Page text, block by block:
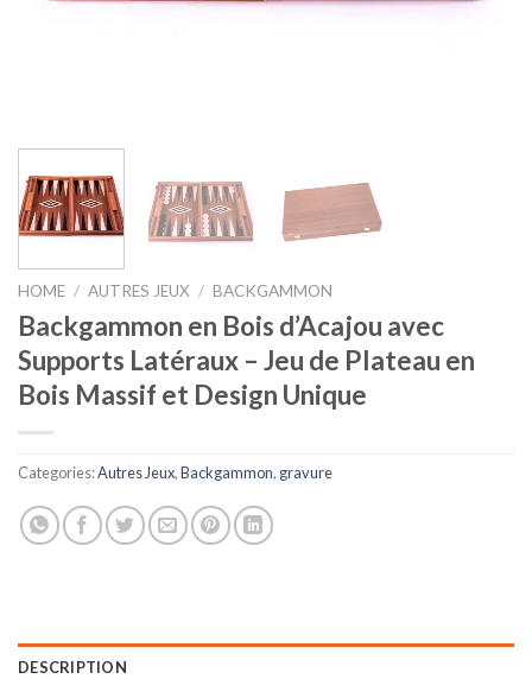
HOME / AUTRES JEUX / BACKGAMMON
Backgammon en Bois d’Acajou avec
Supports Latéraux – Jeu de Plateau en
Bois Massif et Design Unique
Categories:Autres Jeux,Backgammon, gravure
DESCRIPTION